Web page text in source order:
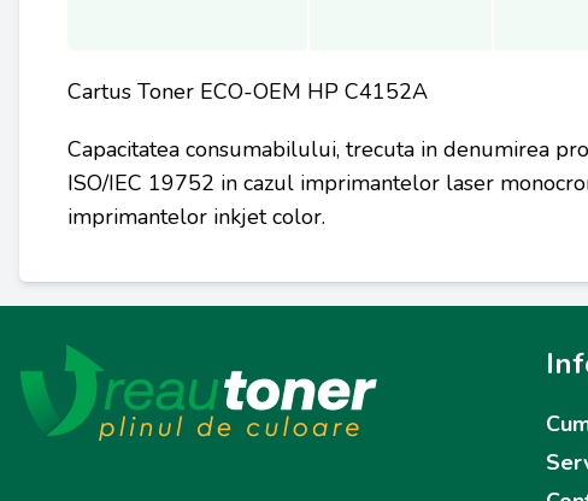
Cartus Toner ECO-OEM HP C4152A
Capacitatea consumabilului, trecuta in denumirea
ISO/IEC 19752 in cazul imprimantelor laser
imprimantelor inkjet color.